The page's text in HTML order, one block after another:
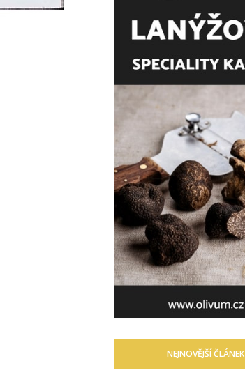
NEJNOVĚJŠÍ ČLÁNEK